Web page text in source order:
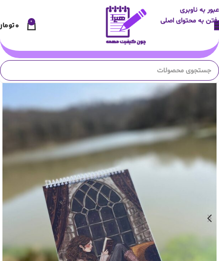
عبور به ناوبری
رفتن به محتوای اصلی
0 ۰